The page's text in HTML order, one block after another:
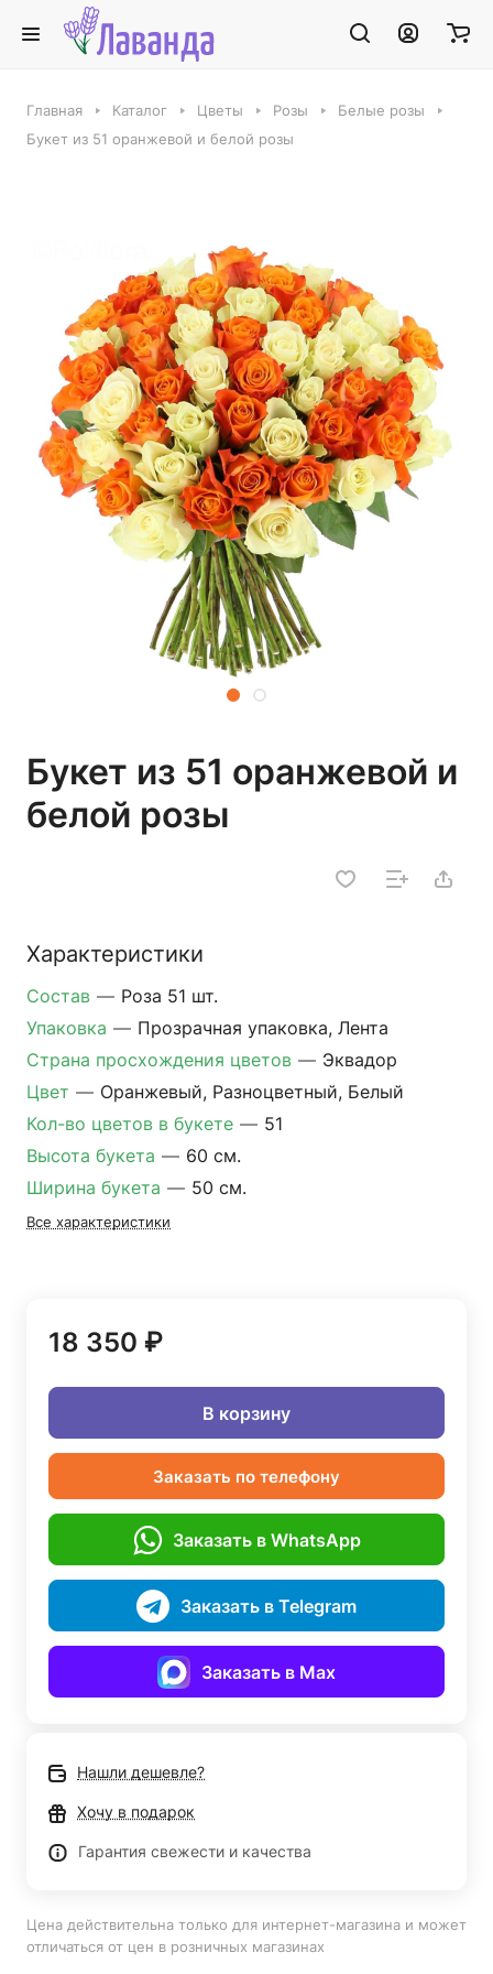
Главная Каталог Цветы Розы
Белые розы
Букет из 51 оранжевой и белой розы
Букет из 51 оранжевой и
белой розы
Характеристики
Состав — Роза 51 шт.
Упаковка — Прозрачная упаковка, Лента
Страна просхождения цветов — Эквадор
Цвет — Оранжевый, Разноцветный, Белый
Кол-во цветов в букете — 51
Высота букета — 60 см.
Ширина букета — 50 см.
Все характеристики
18 350 ₽
В корзину
Заказать по телефону
Заказать в WhatsApp
Заказать в Telegram
Заказать в Max
Нашли дешевле?
Хочу в подарок
Гарантия свежести и качества
Цена действительна только для интернет-магазина и может
отличаться от цен в розничных магазинах